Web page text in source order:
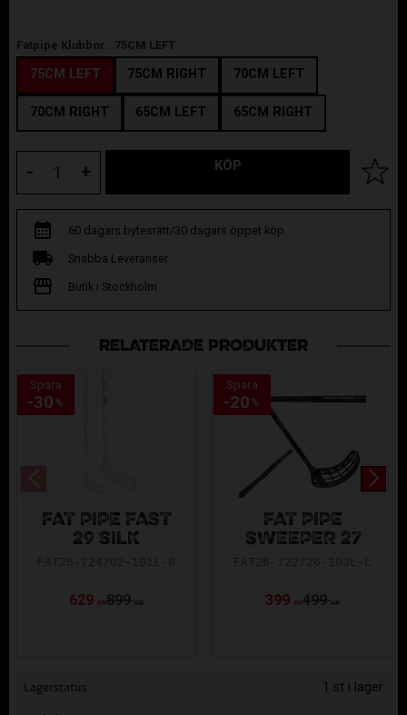
Fatpipe Klubbor : 75CM LEFT
75CM LEFT 75CM RIGHT 70CM LEFT
70CM RIGHT 65CM LEFT 65CM RIGHT
+
- KÖP Lägg
60 dagars bytesrätt/30 dagars öppet köp
Snabba Leveranser
Butik i Stockholm
RELATERADE PRODUKTER
FAT PIPE FAST
29 SILK
629 KR899 KR
Spara
30 %
FAT PIPE
SWEEPER 27
399 KR499 KR
Spara
20 %
Lagerstatus 1 st i lager